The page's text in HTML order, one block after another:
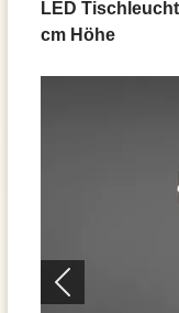
LED
cm Höhe